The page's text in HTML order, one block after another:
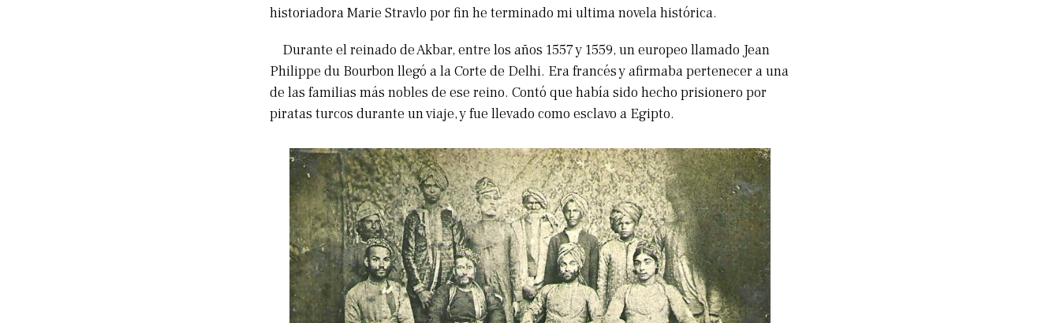
historiadora Marie Stravlo por fin he terminado mi ultima novela histórica.
Durante el reinado de Akbar, entre los años 1557 y 1559, un europeo llamado Jean
Philippe du Bourbon llegó a la Corte de Delhi. Era francés y afirmaba pertenecer a una
de las familias más nobles de ese reino. Contó que había sido hecho prisionero por
piratas turcos durante un viaje, y fue llevado como esclavo a Egipto.